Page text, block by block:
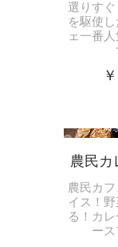
選りす
を駆使
ェ一番
農民カ
農民カ
イス！
る！カ
ース